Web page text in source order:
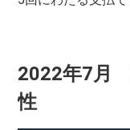
2022年7月
性